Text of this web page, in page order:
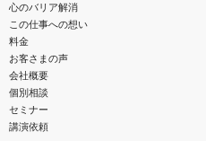
心のバリア解消
この仕事への想い
料金
お客さまの声
会社概要
個別相談
セミナー
講演依頼